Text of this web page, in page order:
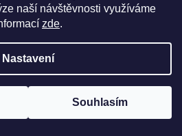
naší návštěvnosti využíváme
zde.
Nastavení
Souhlasím
&
VojTech
nastavení cookies